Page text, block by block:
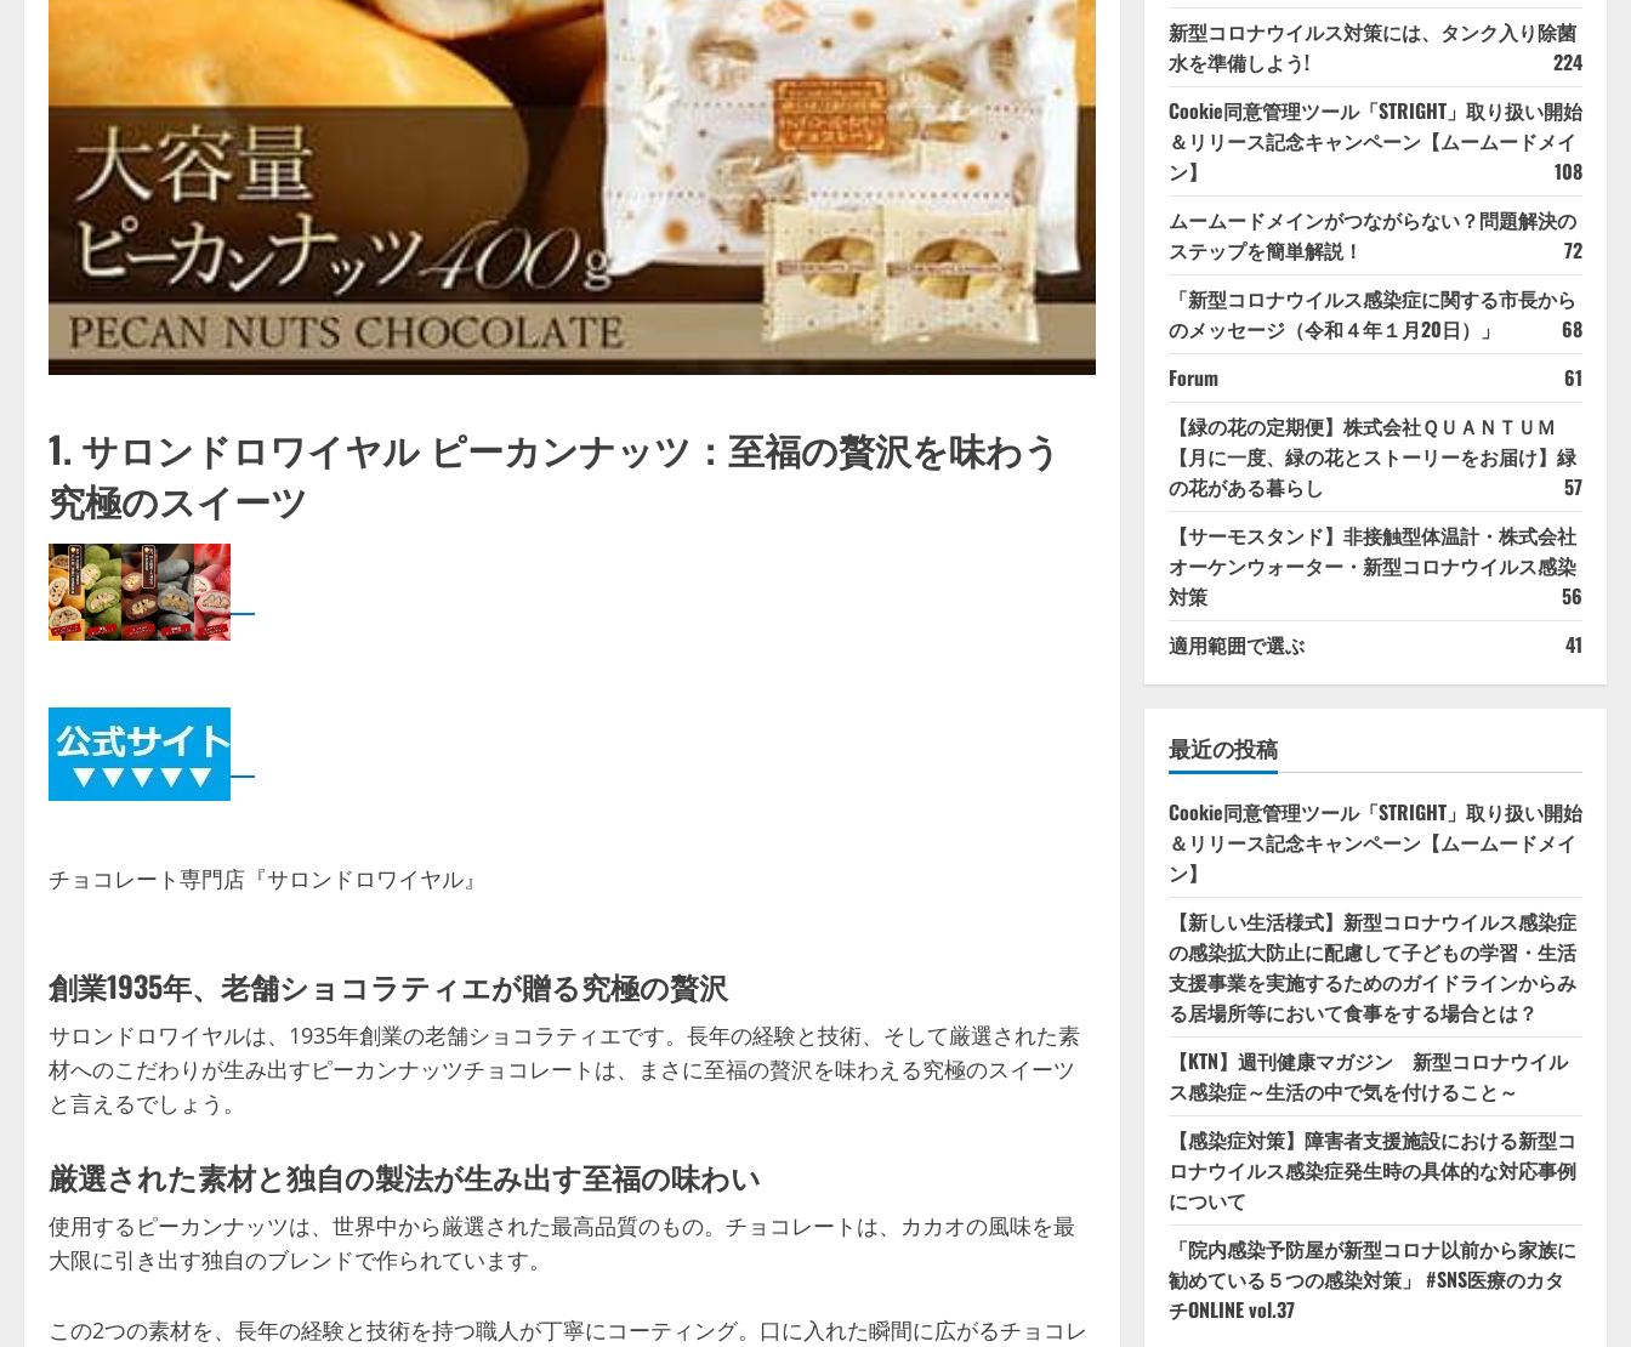
1. サロンドロワイヤル ピーカンナッツ：至福の贅沢を味わう
究極のスイーツ
チョコレート専門店『サロンドロワイヤル』
創業1935年、老舗ショコラティエが贈る究極の贅沢
サロンドロワイヤルは、1935年創業の老舗ショコラティエです。長年の経験と技術、そして厳選された素
材へのこだわりが生み出すピーカンナッツチョコレートは、まさに至福の贅沢を味わえる究極のスイーツ
と言えるでしょう。
厳選された素材と独自の製法が生み出す至福の味わい
使用するピーカンナッツは、世界中から厳選された最高品質のもの。チョコレートは、カカオの風味を最
大限に引き出す独自のブレンドで作られています。
この2つの素材を、長年の経験と技術を持つ職人が丁寧にコーティング。口に入れた瞬間に広がるチョコレ
新型コロナウイルス対策には、タンク入り除菌
水を準備しよう!
224
Cookie同意管理ツール「STRIGHT」取り扱い開始
＆リリース記念キャンペーン【ムームードメイ
ン】
108
ムームードメインがつながらない？問題解決の
ステップを簡単解説！
72
「新型コロナウイルス感染症に関する市長から
のメッセージ（令和４年１月20日）」
68
Forum
61
【緑の花の定期便】株式会社ＱＵＡＮＴＵＭ
【月に一度、緑の花とストーリーをお届け】緑
の花がある暮らし
57
【サーモスタンド】非接触型体温計・株式会社
オーケンウォーター・新型コロナウイルス感染
対策
56
適用範囲で選ぶ
41
最近の投稿
Cookie同意管理ツール「STRIGHT」取り扱い開始
＆リリース記念キャンペーン【ムームードメイ
ン】
【新しい生活様式】新型コロナウイルス感染症
の感染拡大防止に配慮して子どもの学習・生活
支援事業を実施するためのガイドラインからみ
る居場所等において食事をする場合とは？
【KTN】週刊健康マガジン 新型コロナウイル
ス感染症～生活の中で気を付けること～
【感染症対策】障害者支援施設における新型コ
ロナウイルス感染症発生時の具体的な対応事例
について
「院内感染予防屋が新型コロナ以前から家族に
勧めている５つの感染対策」 #SNS医療のカタ
チONLINE vol.37